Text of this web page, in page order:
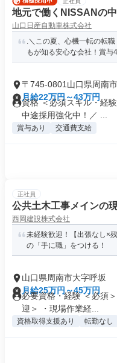
地元で働くNISSANの
山口日産自動車株式会社
.＼この夏、心機一転の転
もが知る安心な会社！賞与
〒745-0801山口県周南市
月給22万円～43万円
資格 ＜必須スキル・経
中途採用強化中！／ ...
賞与あり 交通費支給
正社員
公共土木工事メインの
西岡建設株式会社
未経験歓迎！【出張なし×
の「手に職」をつける！
山口県周南市大字呼坂
月給25万円～45万円
必要資格・経験 ＜必須
迎＞ ・現場作業経...
資格取得支援あり 転勤なし